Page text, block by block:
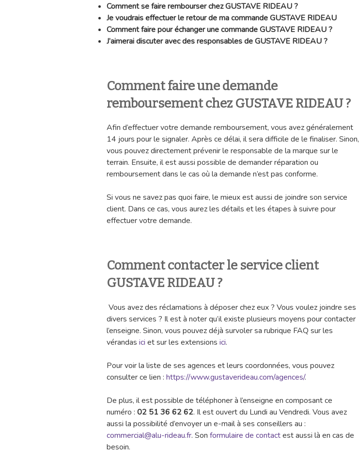
Comment se faire rembourser chez GUSTAVE RIDEAU ?
Je voudrais effectuer le retour de ma commande GUSTAVE RIDEAU
Comment faire pour échanger une commande GUSTAVE RIDEAU ?
J’aimerai discuter avec des responsables de GUSTAVE RIDEAU ?
Comment faire une demande
remboursement chez GUSTAVE RIDEAU ?
Afin d’effectuer votre demande remboursement, vous avez généralement
14 jours pour le signaler. Après ce délai, il sera difficile de le finaliser. Sinon,
vous pouvez directement prévenir le responsable de la marque sur le
terrain. Ensuite, il est aussi possible de demander réparation ou
remboursement dans le cas où la demande n’est pas conforme.
Si vous ne savez pas quoi faire, le mieux est aussi de joindre son service
client. Dans ce cas, vous aurez les détails et les étapes à suivre pour
effectuer votre demande.
Comment contacter le service client
GUSTAVE RIDEAU ?
Vous avez des réclamations à déposer chez eux ? Vous voulez joindre ses
divers services ? Il est à noter qu’il existe plusieurs moyens pour contacter
l’enseigne. Sinon, vous pouvez déjà survoler sa rubrique FAQ sur les
vérandas ici et sur les extensions ici.
Pour voir la liste de ses agences et leurs coordonnées, vous pouvez
consulter ce lien : https://www.gustaverideau.com/agences/.
De plus, il est possible de téléphoner à l’enseigne en composant ce
numéro : 02 51 36 62 62. Il est ouvert du Lundi au Vendredi. Vous avez
aussi la possibilité d’envoyer un e-mail à ses conseillers au :
commercial@alu-rideau.fr. Son formulaire de contactest aussi là en cas de
besoin.